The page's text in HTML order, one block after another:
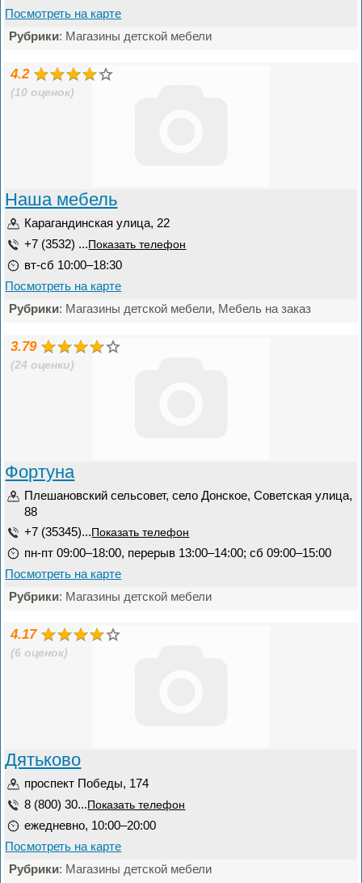
Посмотреть на карте
Рубрики: Магазины детской мебели
4.2
(10 оценок)
Наша мебель
Карагандинская улица, 22
+7 (3532) ... Показать телефон
вт-сб 10:00–18:30
Посмотреть на карте
Рубрики: Магазины детской мебели, Мебель на заказ
3.79
(24 оценки)
Фортуна
Плешановский сельсовет, село Донское, Советская улица,
88
+7 (35345)... Показать телефон
пн-пт 09:00–18:00, перерыв 13:00–14:00; сб 09:00–15:00
Посмотреть на карте
Рубрики: Магазины детской мебели
4.17
(6 оценок)
Дятьково
проспект Победы, 174
8 (800) 30... Показать телефон
ежедневно, 10:00–20:00
Посмотреть на карте
Рубрики: Магазины детской мебели